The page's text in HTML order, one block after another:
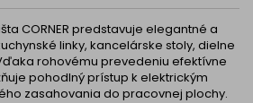
CORNER predstavuje elegantné a
linky, kancelárske stoly, dielne
rohovému prevedeniu efektívne
pohodlný prístup k elektrickým
zasahovania do pracovnej plochy.